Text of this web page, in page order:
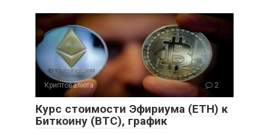
Криптовалюта 2
Курс стоимости Эфириума (ETH) к
Биткоину (BTC), график